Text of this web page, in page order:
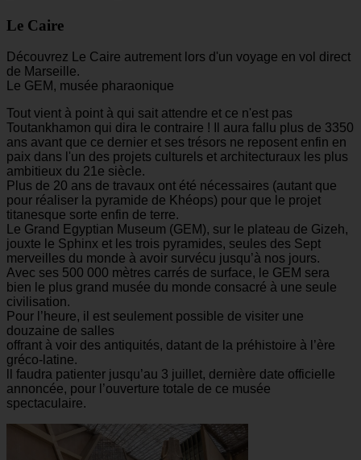
Le Caire
Découvrez Le Caire autrement lors d'un voyage en vol direct
de Marseille.
Le GEM, musée pharaonique
Tout vient à point à qui sait attendre et ce n'est pas
Toutankhamon qui dira le contraire ! Il aura fallu plus de 3350
ans avant que ce dernier et ses trésors ne reposent enfin en
paix dans l'un des projets culturels et architecturaux les plus
ambitieux du 21e siècle.
Plus de 20 ans de travaux ont été nécessaires (autant que
pour réaliser la pyramide de Khéops) pour que le projet
titanesque sorte enfin de terre.
Le Grand Egyptian Museum (GEM), sur le plateau de Gizeh,
jouxte le Sphinx et les trois pyramides, seules des Sept
merveilles du monde à avoir survécu jusqu’à nos jours.
Avec ses 500 000 mètres carrés de surface, le GEM sera
bien le plus grand musée du monde consacré à une seule
civilisation.
Pour l’heure, il est seulement possible de visiter une
douzaine de salles
offrant à voir des antiquités, datant de la préhistoire à l’ère
gréco-latine.
ll faudra patienter jusqu’au 3 juillet, dernière date officielle
annoncée, pour l’ouverture totale de ce musée
spectaculaire.